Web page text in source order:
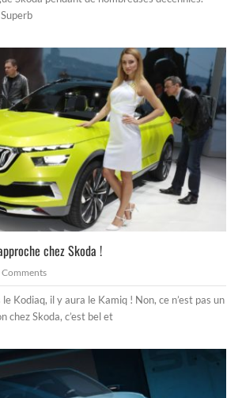
chez Skoda !
Comments
Kodiaq, il y aura le Kamiq ! Non, ce n’est pas un
chez Skoda, c’est bel et